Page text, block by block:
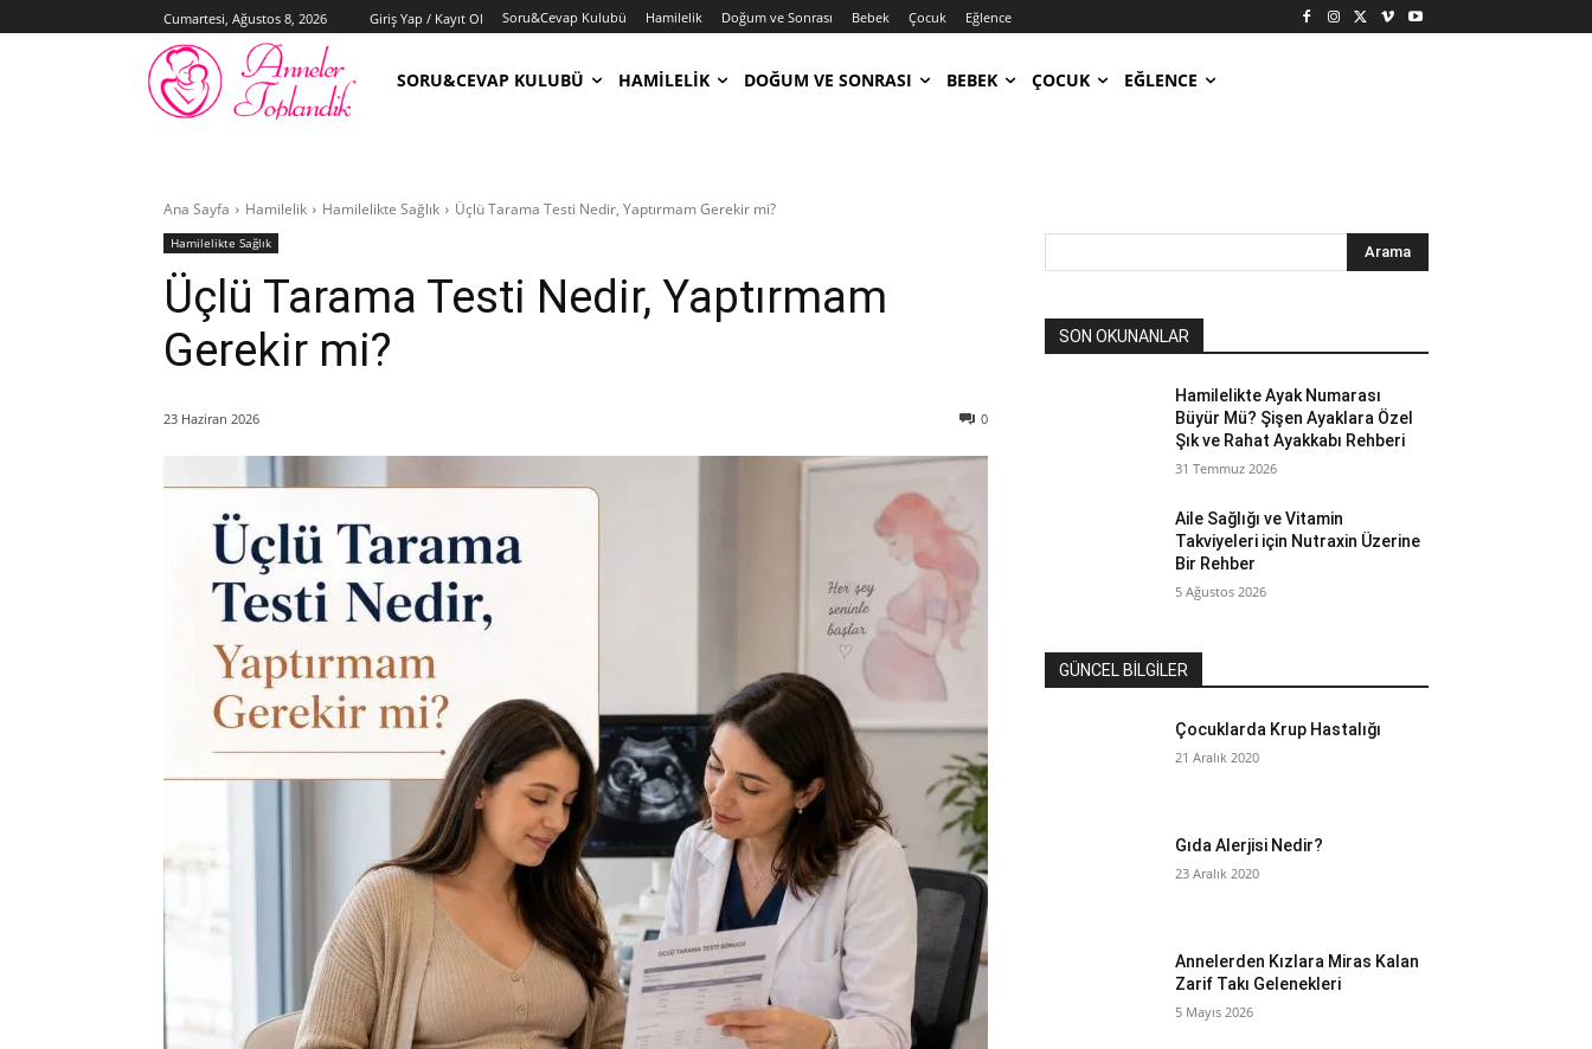
Cumartesi, Ağustos 8, 2026 Giriş Yap / Kayıt Ol Soru&Cevap Kulubü Hamilelik Doğum ve Sonrası Bebek Çocuk Eğlence
SORU&CEVAP KULUBÜ HAMILELIK DOĞUM VE SONRASI BEBEK ÇOCUK EĞLENCE
Ana Sayfa Hamilelik Hamilelikte Sağlık Üçlü Tarama Testi Nedir, Yaptırmam Gerekir mi?
Hamilelikte Sağlık
Üçlü Tarama Testi Nedir, Yaptırmam
Gerekir mi?
23 Haziran 2026 0
Arama
SON OKUNANLAR
Hamilelikte Ayak Numarası
Büyür Mü? Şişen Ayaklara Özel
Şık ve Rahat Ayakkabı Rehberi
31 Temmuz 2026
Aile Sağlığı ve Vitamin
Takviyeleri için Nutraxin Üzerine
Bir Rehber
5 Ağustos 2026
GÜNCEL BİLGİLER
Çocuklarda Krup Hastalığı
21 Aralık 2020
Gıda Alerjisi Nedir?
23 Aralık 2020
Annelerden Kızlara Miras Kalan
Zarif Takı Gelenekleri
5 Mayıs 2026